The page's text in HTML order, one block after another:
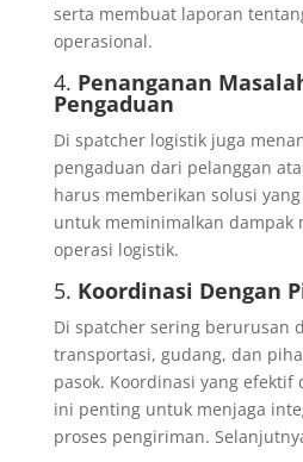
serta membuat laporan
operasional.
4. Penanganan
Pengaduan
Di spatcher logistik juga
pengaduan dari pelanggan
harus memberikan solusi
untuk meminimalkan dampak
operasi logistik.
5. Koordinasi Dengan
Di spatcher sering berurusan
transportasi, gudang, dan
pasok. Koordinasi yang efektif
ini penting untuk menjaga
proses pengiriman.